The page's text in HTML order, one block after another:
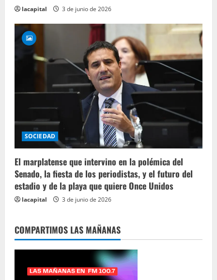
lacapital 3 de junio de 2026
SOCIEDAD
El marplatense que intervino en la polémica del
Senado, la fiesta de los periodistas, y el futuro del
estadio y de la playa que quiere Once Unidos
lacapital 3 de junio de 2026
COMPARTIMOS LAS MAÑANAS